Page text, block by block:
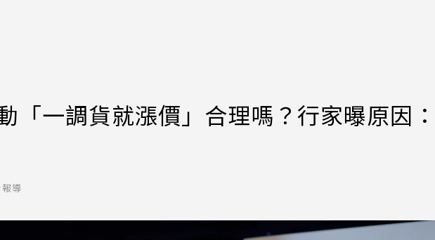
「一調貨就漲價」合理嗎？行家曝原因
導